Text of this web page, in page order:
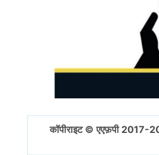
कॉपीराइट © एएफ़पी 2017-